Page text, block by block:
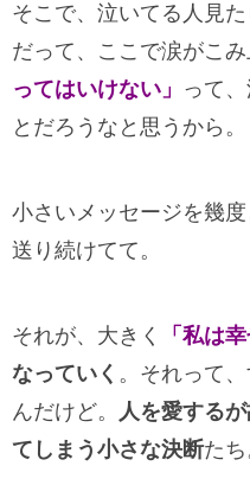
そこで、泣いてる人見
だって、ここで涙がこ
ってはいけない」 って
とだろうなと思うから。
小さいメッセージを幾
送り続けてて。
それが、大きく 「私は
なっていく 。それって
んだけど。 人を愛する
てしまう小さな決断たち